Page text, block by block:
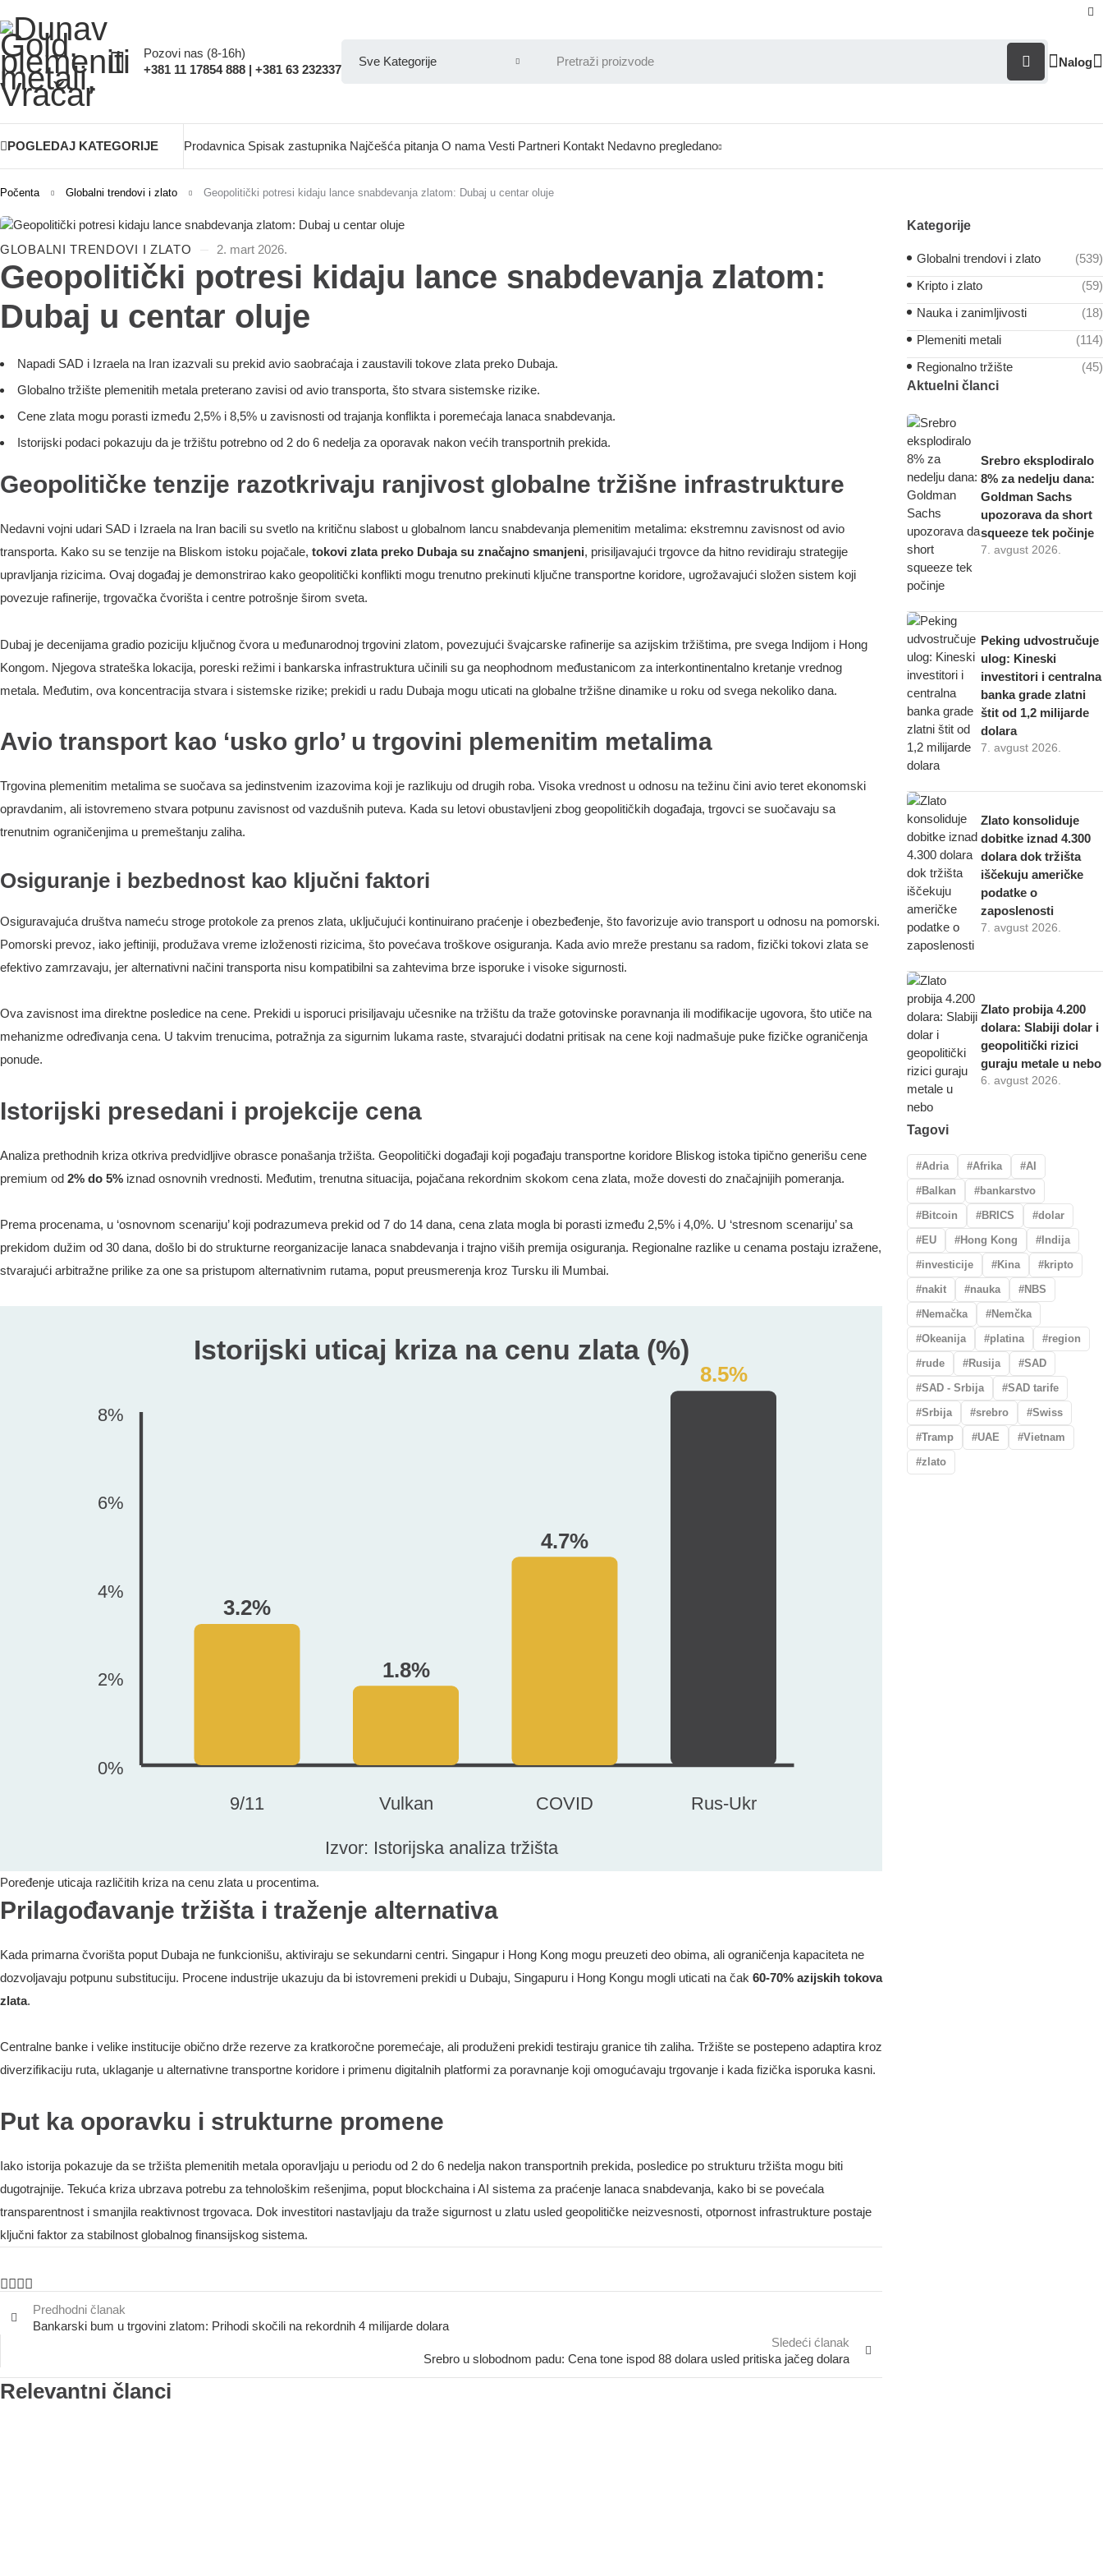
Pozovi nas (8-16h)
+381 11 17854 888 | +381 63 232337
Nalog
POGLEDAJ KATEGORIJE Prodavnica Spisak zastupnika Najčešća pitanja O nama Vesti Partneri Kontakt Nedavno pregledano
Počenta Globalni trendovi i zlato Geopolitički potresi kidaju lance snabdevanja zlatom: Dubaj u centar oluje
GLOBALNI TRENDOVI I ZLATO 2. mart 2026.
Geopolitički potresi kidaju lance snabdevanja zlatom:
Dubaj u centar oluje
Napadi SAD i Izraela na Iran izazvali su prekid avio saobraćaja i zaustavili tokove zlata preko Dubaja.
Globalno tržište plemenitih metala preterano zavisi od avio transporta, što stvara sistemske rizike.
Cene zlata mogu porasti između 2,5% i 8,5% u zavisnosti od trajanja konflikta i poremećaja lanaca snabdevanja.
Istorijski podaci pokazuju da je tržištu potrebno od 2 do 6 nedelja za oporavak nakon većih transportnih prekida.
Geopolitičke tenzije razotkrivaju ranjivost globalne tržišne infrastrukture
Nedavni vojni udari SAD i Izraela na Iran bacili su svetlo na kritičnu slabost u globalnom lancu snabdevanja plemenitim metalima: ekstremnu zavisnost od avio
transporta. Kako su se tenzije na Bliskom istoku pojačale, tokovi zlata preko Dubaja su značajno smanjeni, prisiljavajući trgovce da hitno revidiraju strategije
upravljanja rizicima. Ovaj događaj je demonstrirao kako geopolitički konflikti mogu trenutno prekinuti ključne transportne koridore, ugrožavajući složen sistem koji
povezuje rafinerije, trgovačka čvorišta i centre potrošnje širom sveta.
Dubaj je decenijama gradio poziciju ključnog čvora u međunarodnoj trgovini zlatom, povezujući švajcarske rafinerije sa azijskim tržištima, pre svega Indijom i Hong
Kongom. Njegova strateška lokacija, poreski režimi i bankarska infrastruktura učinili su ga neophodnom međustanicom za interkontinentalno kretanje vrednog
metala. Međutim, ova koncentracija stvara i sistemske rizike; prekidi u radu Dubaja mogu uticati na globalne tržišne dinamike u roku od svega nekoliko dana.
Avio transport kao ‘usko grlo’ u trgovini plemenitim metalima
Trgovina plemenitim metalima se suočava sa jedinstvenim izazovima koji je razlikuju od drugih roba. Visoka vrednost u odnosu na težinu čini avio teret ekonomski
opravdanim, ali istovremeno stvara potpunu zavisnost od vazdušnih puteva. Kada su letovi obustavljeni zbog geopolitičkih događaja, trgovci se suočavaju sa
trenutnim ograničenjima u premeštanju zaliha.
Osiguranje i bezbednost kao ključni faktori
Osiguravajuća društva nameću stroge protokole za prenos zlata, uključujući kontinuirano praćenje i obezbeđenje, što favorizuje avio transport u odnosu na pomorski.
Pomorski prevoz, iako jeftiniji, produžava vreme izloženosti rizicima, što povećava troškove osiguranja. Kada avio mreže prestanu sa radom, fizički tokovi zlata se
efektivo zamrzavaju, jer alternativni načini transporta nisu kompatibilni sa zahtevima brze isporuke i visoke sigurnosti.
Ova zavisnost ima direktne posledice na cene. Prekidi u isporuci prisiljavaju učesnike na tržištu da traže gotovinske poravnanja ili modifikacije ugovora, što utiče na
mehanizme određivanja cena. U takvim trenucima, potražnja za sigurnim lukama raste, stvarajući dodatni pritisak na cene koji nadmašuje puke fizičke ograničenja
ponude.
Istorijski presedani i projekcije cena
Analiza prethodnih kriza otkriva predvidljive obrasce ponašanja tržišta. Geopolitički događaji koji pogađaju transportne koridore Bliskog istoka tipično generišu cene
premium od 2% do 5% iznad osnovnih vrednosti. Međutim, trenutna situacija, pojačana rekordnim skokom cena zlata, može dovesti do značajnijih pomeranja.
Prema procenama, u ‘osnovnom scenariju’ koji podrazumeva prekid od 7 do 14 dana, cena zlata mogla bi porasti između 2,5% i 4,0%. U ‘stresnom scenariju’ sa
prekidom dužim od 30 dana, došlo bi do strukturne reorganizacije lanaca snabdevanja i trajno viših premija osiguranja. Regionalne razlike u cenama postaju izražene,
stvarajući arbitražne prilike za one sa pristupom alternativnim rutama, poput preusmerenja kroz Tursku ili Mumbai.
Poređenje uticaja različitih kriza na cenu zlata u procentima.
Prilagođavanje tržišta i traženje alternativa
Kada primarna čvorišta poput Dubaja ne funkcionišu, aktiviraju se sekundarni centri. Singapur i Hong Kong mogu preuzeti deo obima, ali ograničenja kapaciteta ne
dozvoljavaju potpunu substituciju. Procene industrije ukazuju da bi istovremeni prekidi u Dubaju, Singapuru i Hong Kongu mogli uticati na čak 60-70% azijskih tokova
zlata.
Centralne banke i velike institucije obično drže rezerve za kratkoročne poremećaje, ali produženi prekidi testiraju granice tih zaliha. Tržište se postepeno adaptira kroz
diverzifikaciju ruta, uklaganje u alternativne transportne koridore i primenu digitalnih platformi za poravnanje koji omogućavaju trgovanje i kada fizička isporuka kasni.
Put ka oporavku i strukturne promene
Iako istorija pokazuje da se tržišta plemenitih metala oporavljaju u periodu od 2 do 6 nedelja nakon transportnih prekida, posledice po strukturu tržišta mogu biti
dugotrajnije. Tekuća kriza ubrzava potrebu za tehnološkim rešenjima, poput blockchaina i AI sistema za praćenje lanaca snabdevanja, kako bi se povećala
transparentnost i smanjila reaktivnost trgovaca. Dok investitori nastavljaju da traže sigurnost u zlatu usled geopolitičke neizvesnosti, otpornost infrastrukture postaje
ključni faktor za stabilnost globalnog finansijskog sistema.
Predhodni članak
Bankarski bum u trgovini zlatom: Prihodi skočili na rekordnih 4 milijarde dolara
Sledeći ćlanak
Srebro u slobodnom padu: Cena tone ispod 88 dolara usled pritiska jačeg dolara
Relevantni članci
Kategorije
Globalni trendovi i zlato
(539)
Kripto i zlato
(59)
Nauka i zanimljivosti
(18)
Plemeniti metali
(114)
Regionalno tržište
(45)
Aktuelni članci
Srebro eksplodiralo
8% za nedelju dana:
Goldman Sachs
upozorava da short
squeeze tek počinje
7. avgust 2026.
Peking udvostručuje
ulog: Kineski
investitori i centralna
banka grade zlatni
štit od 1,2 milijarde
dolara
7. avgust 2026.
Zlato konsoliduje
dobitke iznad 4.300
dolara dok tržišta
iščekuju američke
podatke o
zaposlenosti
7. avgust 2026.
Zlato probija 4.200
dolara: Slabiji dolar i
geopolitički rizici
guraju metale u nebo
6. avgust 2026.
Tagovi
Adria Afrika
AI
Balkan
bankarstvo
Bitcoin
BRICS
dolar
EU
Hong Kong
Indija
investicije
Kina
kripto
nakit
nauka
NBS
Nemačka
Nemčka
Okeanija
platina
region
rude
Rusija
SAD
SAD - Srbija
SAD tarife
Srbija
srebro
Swiss
Tramp
UAE
Vietnam
zlato